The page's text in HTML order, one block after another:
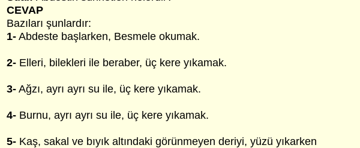
CEVAP
Bazıları şunlardır:
1- Abdeste başlarken, Besmele okumak.
2- Elleri, bilekleri ile beraber, üç kere yıkamak.
3- Ağzı, ayrı ayrı su ile, üç kere yıkamak.
4- Burnu, ayrı ayrı su ile, üç kere yıkamak.
5- Kaş, sakal ve bıyık altındaki görünmeyen deriyi, yüzü yıkarken